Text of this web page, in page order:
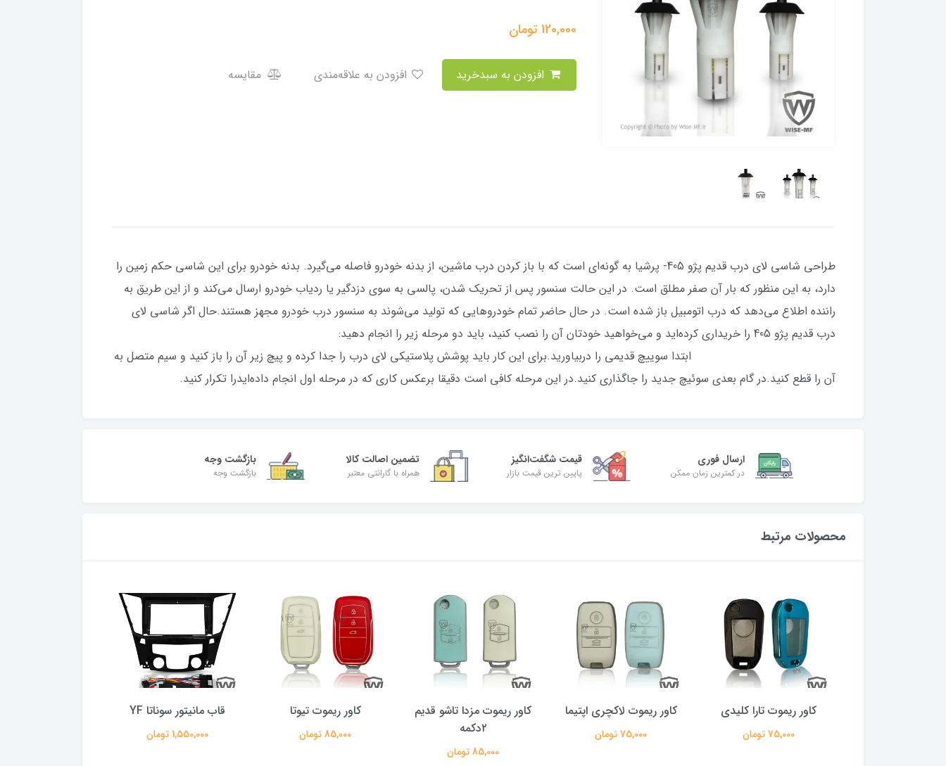
120,000تومان
مقایسه
طراحی شاسی لای درب قدیم پژو 405- پرشیا به گونه‌ای‌ است که با باز کردن درب ماشین، از بدنه خودرو فاصله می‌گیرد. بدنه خودرو برای این شاسی حکم زمین را
دارد، به این منظور که بار آن صفر مطلق است. در این حالت سنسور پس از تحریک شدن، پالسی به سوی دزدگیر یا ردیاب خودرو ارسال می‌کند و از این طریق به
راننده اطلاع می‌دهد که درب اتومبیل باز شده است. در حال حاضر تمام خودروهایی که تولید می‌شوند به سنسور درب خودرو مجهز هستند.حال اگر شاسی لای
درب قدیم پژو 405 را خریداری کرده‌اید و می‌خواهید خودتان آن را نصب کنید، باید دو مرحله زیر را انجام دهید:
ابتدا سوییچ قدیمی را دربیاورید.برای این کار باید پوشش پلاستیکی لای درب را جدا کرده و پیچ زیر آن را باز کنید و سیم متصل به
آن را قطع کنید.در گام بعدی سوئیچ جدید را جاگذاری کنید.در این مرحله کافی است دقیقا برعکس کاری که در مرحله اول انجام داده‌ایدرا تکرار کنید.
ارسال فوری
در کمترین زمان ممکن
قیمت شگفت‌انگیز
پایین ترین قیمت بازار
تضمین اصالت کالا
همراه با گارانتی معتبر
بازگشت وجه
بازگشت وجه
محصولات مرتبط
کاور ریموت تارا کلیدی
75,000 تومان
کاور ریموت لاکچری اپتیما
75,000 تومان
کاور ریموت مزدا تاشو قدیم
۲دکمه
85,000 تومان
کاور ریموت تیوتا
85,000 تومان
قاب مانیتور سوناتا YF
1,550,000 تومان